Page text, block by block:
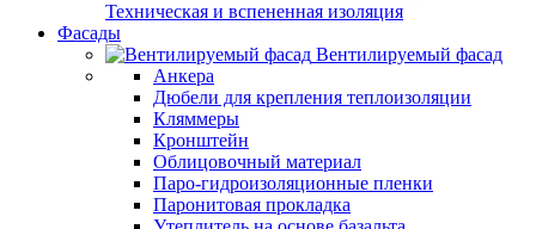
Техническая и вспененная изоляция
Фасады
Вентилируемый фасад
Анкера
Дюбели для крепления теплоизоляции
Кляммеры
Кронштейн
Облицовочный материал
Паро-гидроизоляционные пленки
Паронитовая прокладка